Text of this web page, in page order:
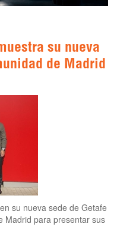
su nueva
de Madrid
su nueva sede de Getafe
Madrid para presentar sus